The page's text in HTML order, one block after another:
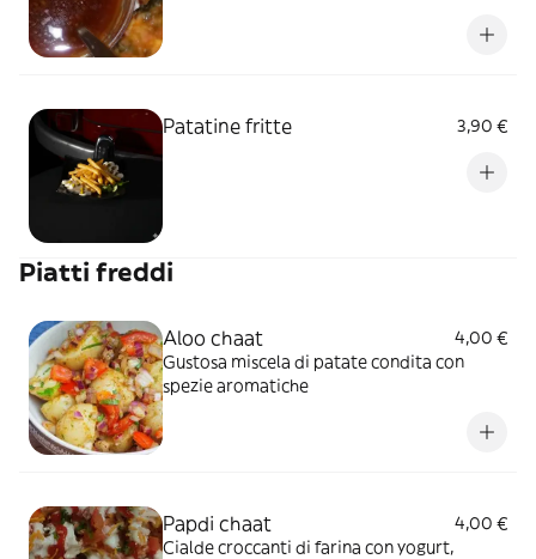
Patatine fritte 3,90 €
Piatti freddi
Aloo chaat
4,00 €
Gustosa miscela di patate condita con
spezie aromatiche
Papdi chaat
4,00 €
Cialde croccanti di farina con yogurt,